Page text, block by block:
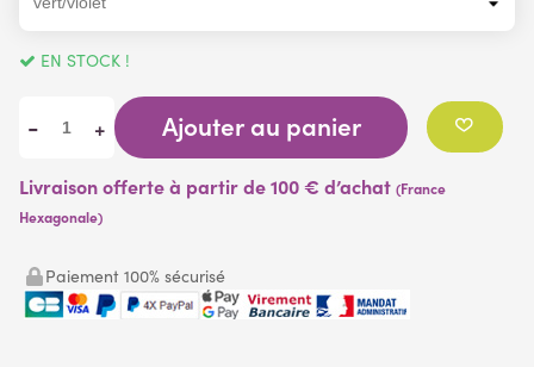
EN STOCK !
- + Ajouter au panier
Livraison offerte à partir de 100 € d’achat (France
Hexagonale)
Paiement 100% sécurisé